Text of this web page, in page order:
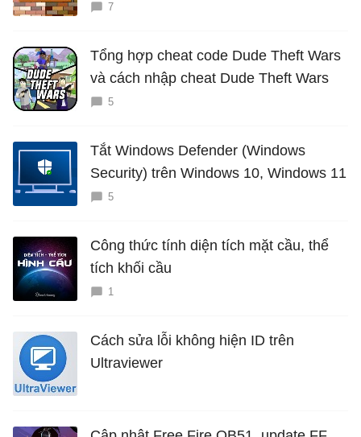
7
Tổng hợp cheat code Dude Theft Wars
và cách nhập cheat Dude Theft Wars
5
Tắt Windows Defender (Windows
Security) trên Windows 10, Windows 11
5
Công thức tính diện tích mặt cầu, thể
tích khối cầu
1
Cách sửa lỗi không hiện ID trên
Ultraviewer